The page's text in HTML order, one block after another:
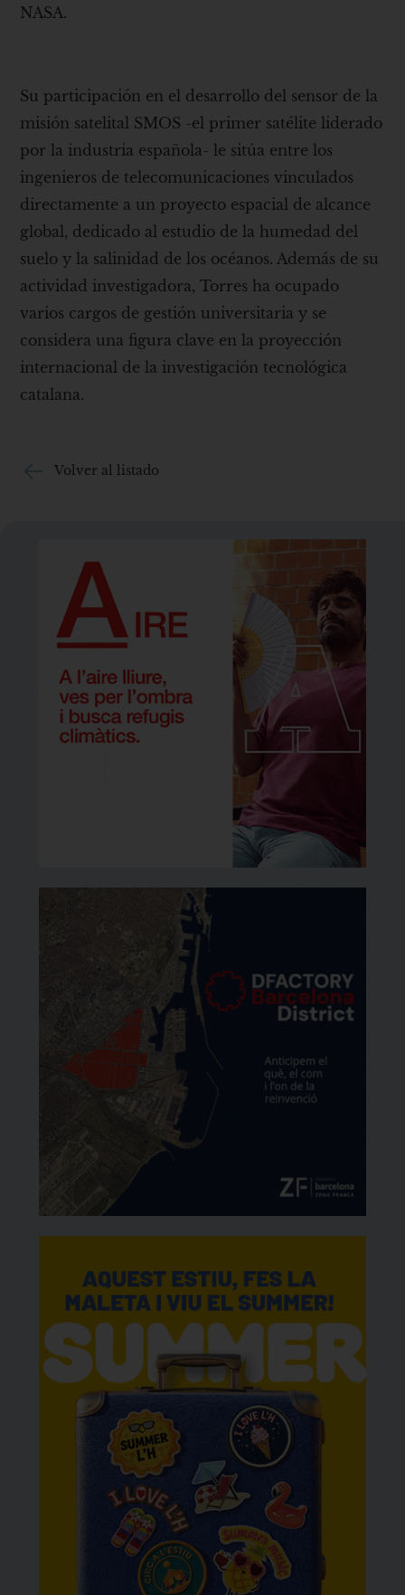
NASA.
Su participación en el desarrollo del sensor de la
misión satelital SMOS -el primer satélite liderado
por la industria española- le sitúa entre los
ingenieros de telecomunicaciones vinculados
directamente a un proyecto espacial de alcance
global, dedicado al estudio de la humedad del
suelo y la salinidad de los océanos. Además de su
actividad investigadora, Torres ha ocupado
varios cargos de gestión universitaria y se
considera una figura clave en la proyección
internacional de la investigación tecnológica
catalana.
Volver al listado